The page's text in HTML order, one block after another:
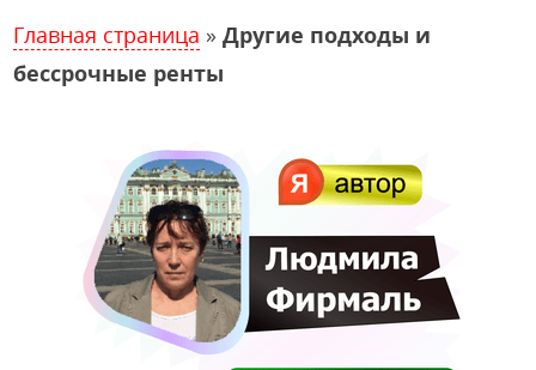
Главная страница »Другие подходы и
бессрочные ренты